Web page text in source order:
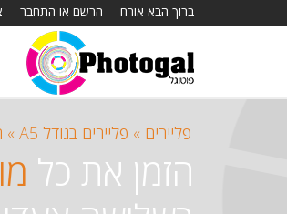
ברוך הבא אורח הרשם או התחבר
פליירים » פליירים בגודל A5 »
הזמן את כל